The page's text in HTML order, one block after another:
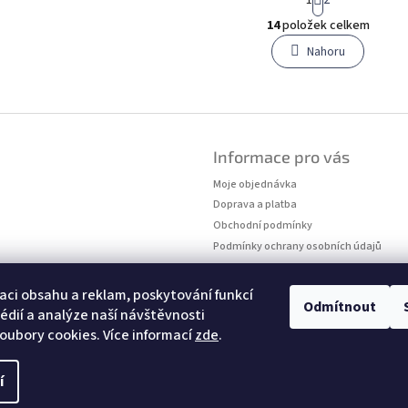
obsahu a reklam, poskytování funkcí
a analýze naší návštěvnosti
cookies. Více informacízde.
Odmítnout
O
v
l
á
c
p
v
ý
s
u
t
r
á
n
k
á
14položek celkem
Nahoru
Informace pro vás
Moje objednávka
Doprava a platba
Obchodní podmínky
Podmínky ochrany osobních údajů
Kontakty
Měření velikostí